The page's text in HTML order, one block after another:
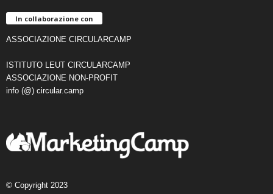
In collaborazione con
ASSOCIAZIONE CIRCULARCAMP
ISTITUTO LEUT CIRCULARCAMP
ASSOCIAZIONE NON-PROFIT
info (@) circular.camp
© Copyright 2023